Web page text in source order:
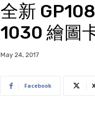
全新
1030 繪圖
May 24, 2017
Facebook X